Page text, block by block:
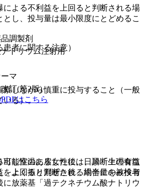
による不利益を上回ると判断される場
し、投与量は最小限度にとどめるこ
患者に関する注意）
察しながら慎重に投与すること（一般
いる）。
可能性のある女性には、診断上の有益
を上回ると判断される場合にのみ投与
調製剤
トリウム注射用
マ
訂(第2版)
はこちら
出し室温に戻した後、日局「生理食塩
、よく振り混ぜた後、約半量を被検者
放薬基「過テクネチウム酸ナトリウ